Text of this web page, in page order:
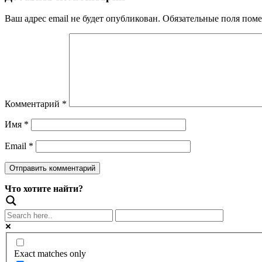
Ваш адрес email не будет опубликован. Обязательные поля
Комментарий *
Имя *
Email *
Что хотите найти?
Exact matches only